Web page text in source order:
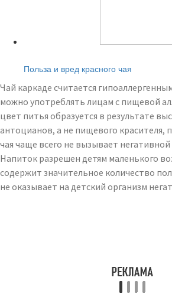
Польза и вред красного чая
Чай каркаде считается
можно употреблять лицам с пищевой
цвет питья образуется в результате
антоцианов, а не пищевого красителя,
чая чаще всего не вызывает
Напиток разрешен детям маленького
содержит значительное количество
не оказывает на детский организм